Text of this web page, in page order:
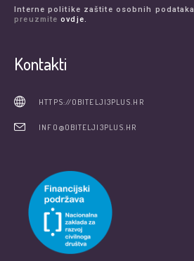
Interne politike zaštite osobnih podataka
preuzmiteovdje.
Kontakti
HTTPS://OBITELJI3PLUS.HR
INFO@OBITELJI3PLUS.HR